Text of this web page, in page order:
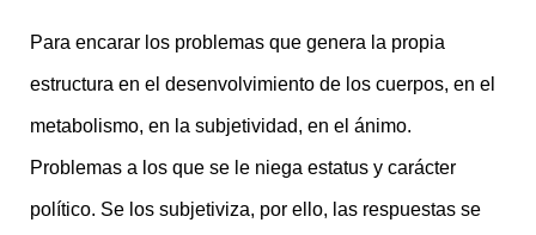
Para encarar los problemas que genera la propia
estructura en el desenvolvimiento de los cuerpos, en el
metabolismo, en la subjetividad, en el ánimo.
Problemas a los que se le niega estatus y carácter
político. Se los subjetiviza, por ello, las respuestas se